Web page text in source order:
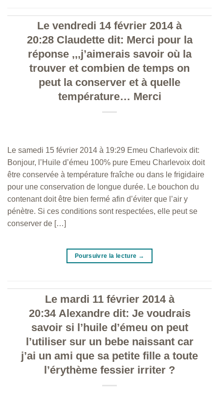
Le vendredi 14 février 2014 à
20:28 Claudette dit: Merci pour la
réponse ,,,j’aimerais savoir où la
trouver et combien de temps on
peut la conserver et à quelle
température… Merci
Le samedi 15 février 2014 à 19:29 Emeu Charlevoix dit:
Bonjour, l’Huile d’émeu 100% pure Emeu Charlevoix doit
être conservée à température fraîche ou dans le frigidaire
pour une conservation de longue durée. Le bouchon du
contenant doit être bien fermé afin d’éviter que l’air y
pénètre. Si ces conditions sont respectées, elle peut se
conserver de […]
Poursuivre la lecture →
Le mardi 11 février 2014 à
20:34 Alexandre dit: Je voudrais
savoir si l’huile d’émeu on peut
l’utiliser sur un bebe naissant car
j’ai un ami que sa petite fille a toute
l’érythème fessier irriter ?